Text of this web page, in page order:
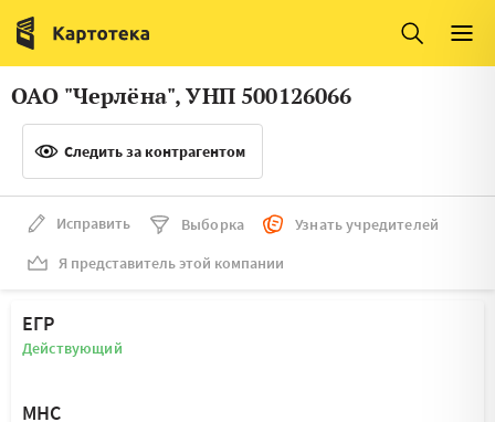
Италия
Люксембург
Литва
Нидерланды
ОАО "Черлёна", УНП 500126066
Следить за контрагентом
Исправить Выборка
Узнать учредителей
Я представитель этой компании
ЕГР
Действующий
МНС